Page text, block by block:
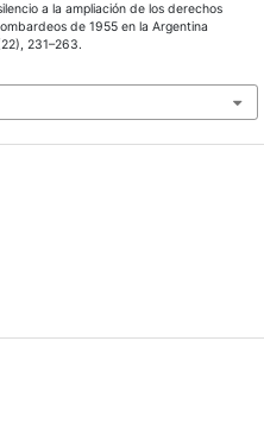
a la ampliación de los derechos
de 1955 en la Argentina
231–263.